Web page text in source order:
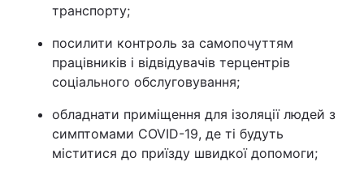
транспорту;
посилити контроль за самопочуттям
працівників і відвідувачів терцентрів
соціального обслуговування;
обладнати приміщення для ізоляції людей з
симптомами COVID-19, де ті будуть
міститися до приїзду швидкої допомоги;